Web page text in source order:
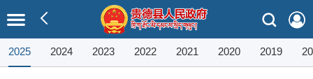
2025 2024 2023 2022 2021 2020 2019